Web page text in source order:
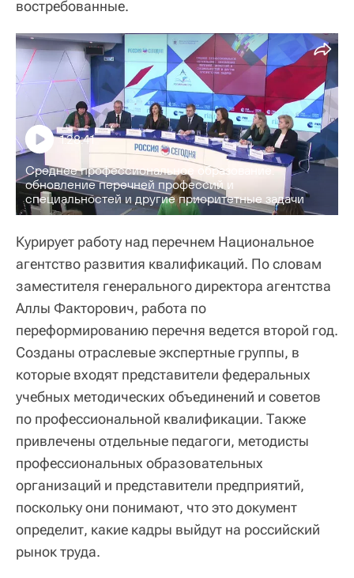
востребованные.
Среднее профессиональное образование:
обновление перечней профессий и
специальностей и другие приоритетные задачи
1:28:41
Курирует работу над перечнем Национальное
агентство развития квалификаций. По словам
заместителя генерального директора агентства
Аллы Факторович, работа по
переформированию перечня ведется второй год.
Созданы отраслевые экспертные группы, в
которые входят представители федеральных
учебных методических объединений и советов
по профессиональной квалификации. Также
привлечены отдельные педагоги, методисты
профессиональных образовательных
организаций и представители предприятий,
поскольку они понимают, что это документ
определит, какие кадры выйдут на российский
рынок труда.